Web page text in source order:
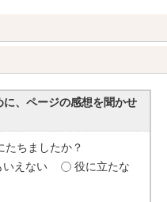
、ページの感想を聞かせ
たちましたか？
いえない
役に立たな